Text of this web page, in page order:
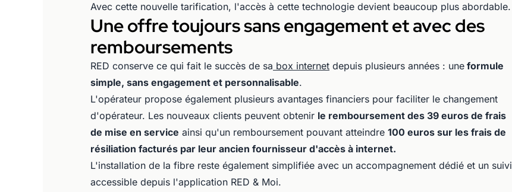
Avec cette nouvelle tarification, l'accès à cette technologie devient beaucoup plus abordable.
Une offre toujours sans engagement et avec des
remboursements
RED conserve ce qui fait le succès de sa box internet depuis plusieurs années : une formule
simple, sans engagement et personnalisable.
L'opérateur propose également plusieurs avantages financiers pour faciliter le changement
d'opérateur. Les nouveaux clients peuvent obtenir le remboursement des 39 euros de frais
de mise en service ainsi qu'un remboursement pouvant atteindre 100 euros sur les frais de
résiliation facturés par leur ancien fournisseur d'accès à internet.
L'installation de la fibre reste également simplifiée avec un accompagnement dédié et un suivi
accessible depuis l'application RED & Moi.